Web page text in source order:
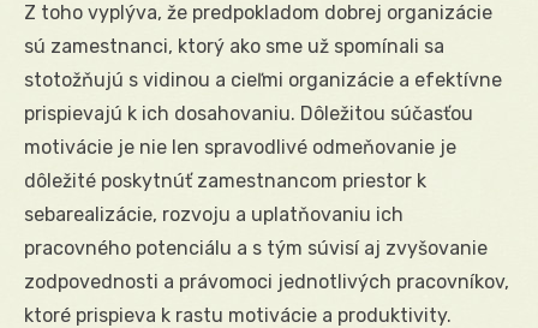
Z toho vyplýva, že predpokladom dobrej organizácie
sú zamestnanci, ktorý ako sme už spomínali sa
stotožňujú s vidinou a cieľmi organizácie a efektívne
prispievajú k ich dosahovaniu. Dôležitou súčasťou
motivácie je nie len spravodlivé odmeňovanie je
dôležité poskytnúť zamestnancom priestor k
sebarealizácie, rozvoju a uplatňovaniu ich
pracovného potenciálu a s tým súvisí aj zvyšovanie
zodpovednosti a právomoci jednotlivých pracovníkov,
ktoré prispieva k rastu motivácie a produktivity.